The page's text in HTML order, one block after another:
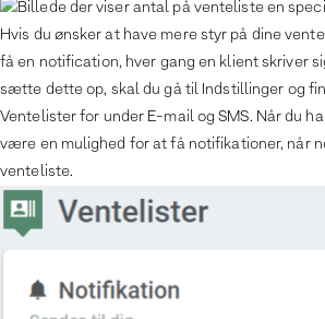
Hvis du ønsker at have mere styr på dine
få en notification, hver gang en klient skriver
sætte dette op, skal du gå til Indstillinger og
Ventelister for under E-mail og SMS. Når du
være en mulighed for at få notifikationer, når
venteliste.